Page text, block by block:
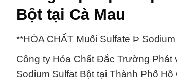
Bột tại Cà Mau
**HÓA CHẤT Muối Sulfate Þ
Công ty Hóa Chất Đắc Trường
Sodium Sulfat Bột tại Thành Phố